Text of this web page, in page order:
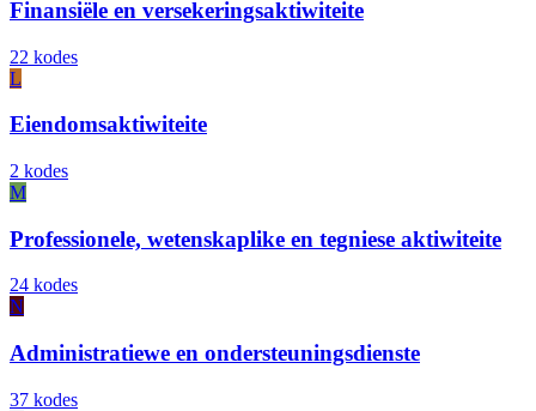
Finansiële en versekeringsaktiwiteite
22 kodes
L
Eiendomsaktiwiteite
2 kodes
M
Professionele, wetenskaplike en tegniese aktiwiteite
24 kodes
N
Administratiewe en ondersteuningsdienste
37 kodes